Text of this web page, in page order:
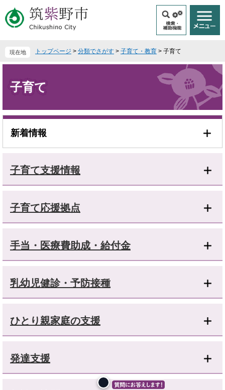
ー
ジ
ニ
ュ
文
へ
現在地 トップページ > 分類でさがす > 子育て・教育 > 子育て
子育て
新着情報
子育て支援情報
子育て応援拠点
手当・医療費助成・給付金
乳幼児健診・予防接種
ひとり親家庭の支援
発達支援